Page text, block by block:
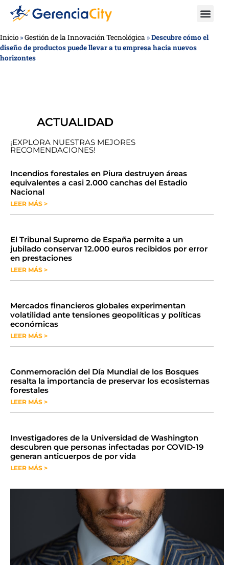
Inicio »Gestión de la Innovación Tecnológica »Descubre cómo el
diseño de productos puede llevar a tu empresa hacia nuevos
horizontes
ACTUALIDAD
¡EXPLORA NUESTRAS MEJORES
RECOMENDACIONES!
​​​​Incendios forestales en Piura destruyen áreas
equivalentes a casi 2.000 canchas del Estadio
Nacional
LEER MÁS >
​El Tribunal Supremo de España permite a un
jubilado conservar 12.000 euros recibidos por error
en prestaciones
LEER MÁS >
Mercados financieros globales experimentan
volatilidad ante tensiones geopolíticas y políticas
económicas
LEER MÁS >
Conmemoración del Día Mundial de los Bosques
resalta la importancia de preservar los ecosistemas
forestales
LEER MÁS >
Investigadores de la Universidad de Washington
descubren que personas infectadas por COVID-19
generan anticuerpos de por vida
LEER MÁS >